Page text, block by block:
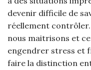
devenir difficile de
réellement
nous maitrisons et
engendrer stress et
faire la distinction